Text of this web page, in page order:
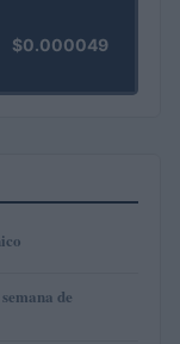
$0.000049
de